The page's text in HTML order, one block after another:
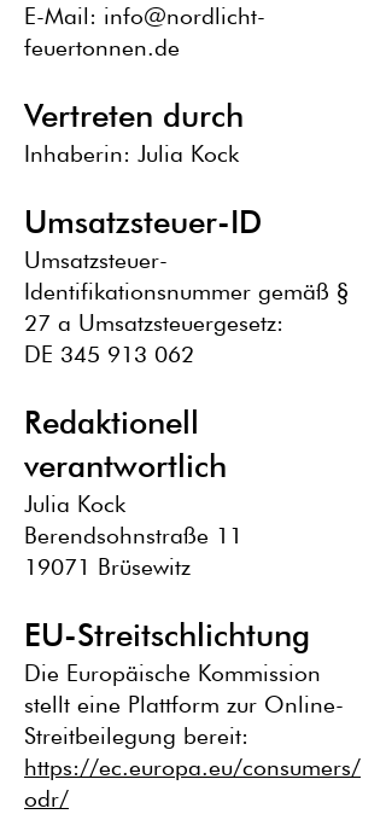
E-Mail: info@nordlicht-
feuertonnen.de
Vertreten durch
Inhaberin: Julia Kock
Umsatzsteuer-ID
Umsatzsteuer-
Identifikationsnummer gemäß §
27 a Umsatzsteuergesetz:
DE 345 913 062
Redaktionell
verantwortlich
Julia Kock
Berendsohnstraße 11
19071 Brüsewitz
EU-Streitschlichtung
Die Europäische Kommission
stellt eine Plattform zur Online-
Streitbeilegung bereit:
https://ec.europa.eu/consumers/
odr/